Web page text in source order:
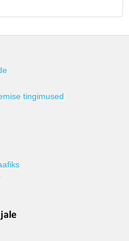
tingimused